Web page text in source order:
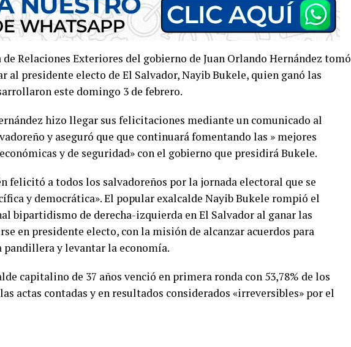
Relaciones Exteriores del gobierno de Juan Orlando Hernández tomó
al presidente electo de El Salvador, Nayib Bukele, quien ganó las
este domingo 3 de febrero.
hizo llegar sus felicitaciones mediante un comunicado al
y aseguró que que continuará fomentando las » mejores
y de seguridad» con el gobierno que presidirá Bukele.
felicitó a todos los salvadoreños por la jornada electoral que se
y democrática». El popular exalcalde Nayib Bukele rompió el
bipartidismo de derecha-izquierda en El Salvador al ganar las
en presidente electo, con la misión de alcanzar acuerdos para
y levantar la economía.
capitalino de 37 años venció en primera ronda con 53,78% de los
actas contadas y en resultados considerados «irreversibles» por el